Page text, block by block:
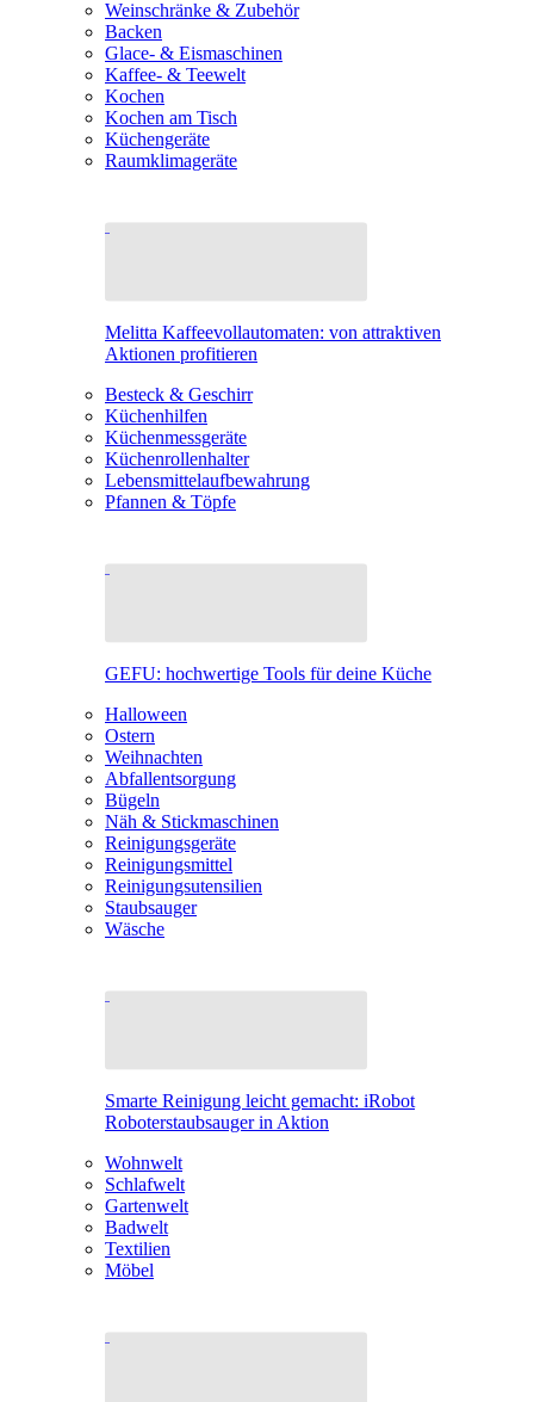
Weinschränke & Zubehör
Backen
Glace- & Eismaschinen
Kaffee- & Teewelt
Kochen
Kochen am Tisch
Küchengeräte
Raumklimageräte
Melitta Kaffeevollautomaten: von attraktiven
Aktionen profitieren
Besteck & Geschirr
Küchenhilfen
Küchenmessgeräte
Küchenrollenhalter
Lebensmittelaufbewahrung
Pfannen & Töpfe
GEFU: hochwertige Tools für deine Küche
Halloween
Ostern
Weihnachten
Abfallentsorgung
Bügeln
Näh & Stickmaschinen
Reinigungsgeräte
Reinigungsmittel
Reinigungsutensilien
Staubsauger
Wäsche
Smarte Reinigung leicht gemacht: iRobot
Roboterstaubsauger in Aktion
Wohnwelt
Schlafwelt
Gartenwelt
Badwelt
Textilien
Möbel